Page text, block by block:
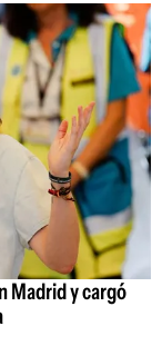
Madrid y cargó